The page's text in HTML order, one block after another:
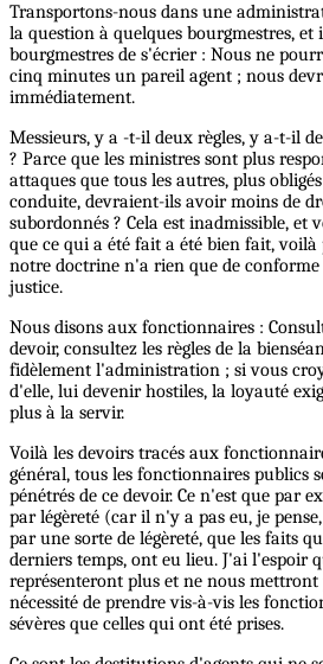
Transportons-nous dans une
la question à quelques bourgmestres, et
bourgmestres de s'écrier : Nous ne
cinq minutes un pareil agent ; nous
immédiatement.
Messieurs, y a -t-il deux règles, y a-t-il
? Parce que les ministres sont plus
attaques que tous les autres, plus
conduite, devraient-ils avoir moins de
subordonnés ? Cela est inadmissible, et
que ce qui a été fait a été bien fait,
notre doctrine n'a rien que de conforme
justice.
Nous disons aux fonctionnaires :
devoir, consultez les règles de la
fidèlement l'administration ; si vous
d'elle, lui devenir hostiles, la loyauté
plus à la servir.
Voilà les devoirs tracés aux
général, tous les fonctionnaires publics
pénétrés de ce devoir. Ce n'est que par
par légèreté (car il n'y a pas eu, je
par une sorte de légèreté, que les faits
derniers temps, ont eu lieu. J'ai l'espoir
représenteront plus et ne nous mettront
nécessité de prendre vis-à-vis les
sévères que celles qui ont été prises.